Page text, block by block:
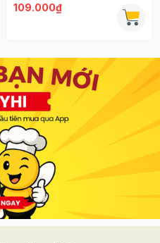
109.000₫